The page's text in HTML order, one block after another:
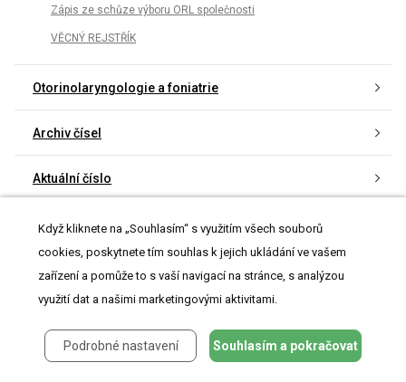
Zápis ze schůze výboru ORL společnosti
VĚCNÝ REJSTŘÍK
Otorinolaryngologie a foniatrie
Archiv čísel
Aktuální číslo
Informace o časopisu
Nejčtenější v tomto čísle
Když kliknete na „Souhlasím“ s využitím všech souborů
cookies, poskytnete tím souhlas k jejich ukládání ve vašem
zařízení a pomůže to s vaší navigací na stránce, s analýzou
využití dat a našimi marketingovými aktivitami.
Podrobné nastavení Souhlasím a pokračovat